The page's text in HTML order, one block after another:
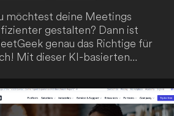
möchtest deine Meetings
gestalten? Dann ist
genau das Richtige für
Mit dieser KI-basierten
und
So behältst du